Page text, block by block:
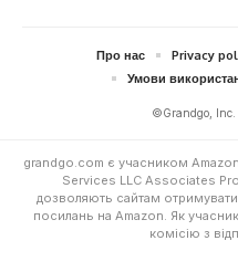
©Grandgo, Inc.
Про нас Privacy
Умови
grandgo.com є учасником
Services LLC Associates
дозволяють сайтам
посилань на Amazon. Як
комісію з